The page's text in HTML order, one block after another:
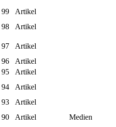
99
Artikel
98
Artikel
97
Artikel
96
Artikel
95
Artikel
94
Artikel
93
Artikel
90 Artikel
Medien